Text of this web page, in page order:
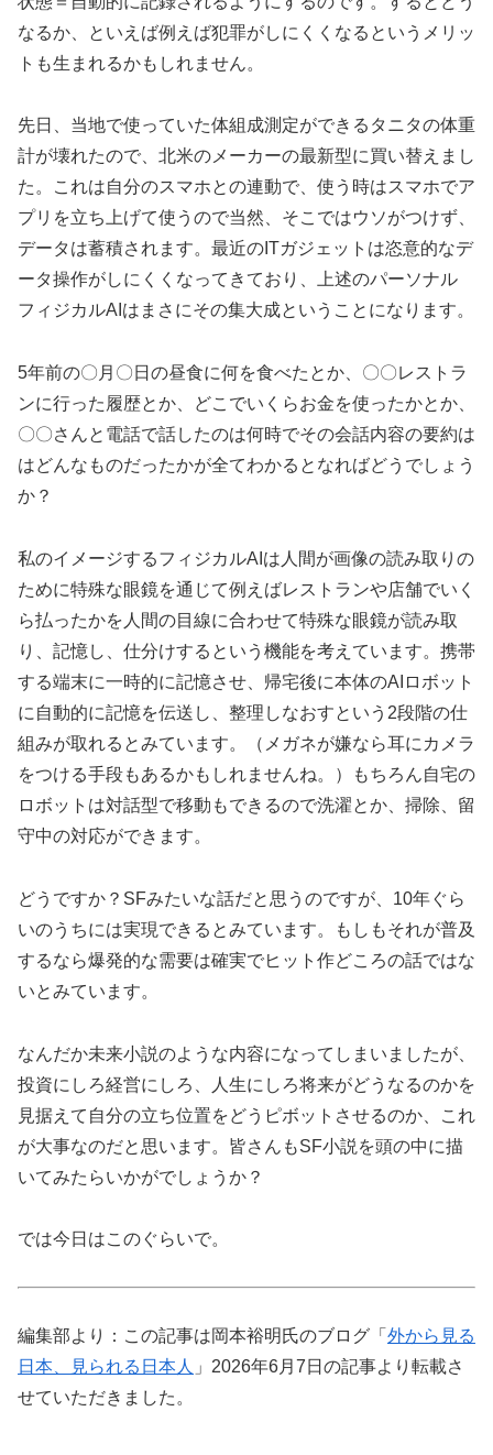
なるか、といえば例えば犯罪がしにくくなるというメリッ
トも生まれるかもしれません。
先日、当地で使っていた体組成測定ができるタニタの体重
計が壊れたので、北米のメーカーの最新型に買い替えまし
た。これは自分のスマホとの連動で、使う時はスマホでア
プリを立ち上げて使うので当然、そこではウソがつけず、
データは蓄積されます。最近のITガジェットは恣意的なデ
ータ操作がしにくくなってきており、上述のパーソナル
フィジカルAIはまさにその集大成ということになります。
5年前の〇月〇日の昼食に何を食べたとか、〇〇レストラ
ンに行った履歴とか、どこでいくらお金を使ったかとか、
〇〇さんと電話で話したのは何時でその会話内容の要約は
はどんなものだったかが全てわかるとなればどうでしょう
か？
私のイメージするフィジカルAIは人間が画像の読み取りの
ために特殊な眼鏡を通じて例えばレストランや店舗でいく
ら払ったかを人間の目線に合わせて特殊な眼鏡が読み取
り、記憶し、仕分けするという機能を考えています。携帯
する端末に一時的に記憶させ、帰宅後に本体のAIロボット
に自動的に記憶を伝送し、整理しなおすという2段階の仕
組みが取れるとみています。（メガネが嫌なら耳にカメラ
をつける手段もあるかもしれませんね。）もちろん自宅の
ロボットは対話型で移動もできるので洗濯とか、掃除、留
守中の対応ができます。
どうですか？SFみたいな話だと思うのですが、10年ぐら
いのうちには実現できるとみています。もしもそれが普及
するなら爆発的な需要は確実でヒット作どころの話ではな
いとみています。
なんだか未来小説のような内容になってしまいましたが、
投資にしろ経営にしろ、人生にしろ将来がどうなるのかを
見据えて自分の立ち位置をどうピボットさせるのか、これ
が大事なのだと思います。皆さんもSF小説を頭の中に描
いてみたらいかがでしょうか？
では今日はこのぐらいで。
編集部より：この記事は岡本裕明氏のブログ「 外から見る
日本、見られる日本人 」2026年6月7日の記事より転載さ
せていただきました。